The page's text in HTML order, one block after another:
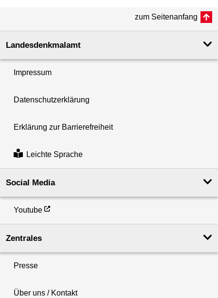
zum Seitenanfang
Landesdenkmal­amt
Impressum
Datenschutzerklärung
Erklärung zur Barrierefreiheit
Leichte Sprache
Social Media
Youtube
Zentrales
Presse
Über uns / Kontakt